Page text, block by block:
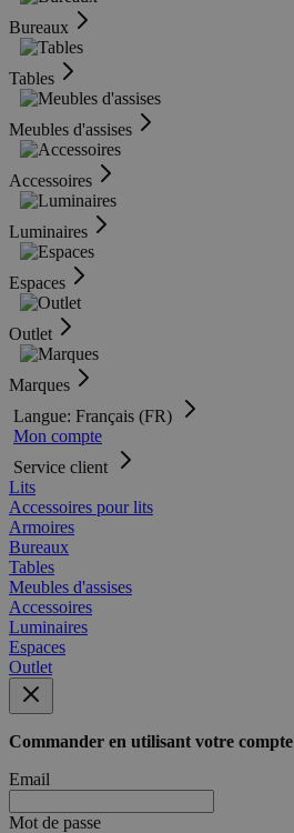
Bureaux
Tables
Meubles d'assises
Accessoires
Luminaires
Espaces
Outlet
Marques
Langue: Français (FR)
Mon compte
Service client
Lits
Accessoires pour lits
Armoires
Bureaux
Tables
Meubles d'assises
Accessoires
Luminaires
Espaces
Outlet
Commander en utilisant votre compte
Email
Mot de passe